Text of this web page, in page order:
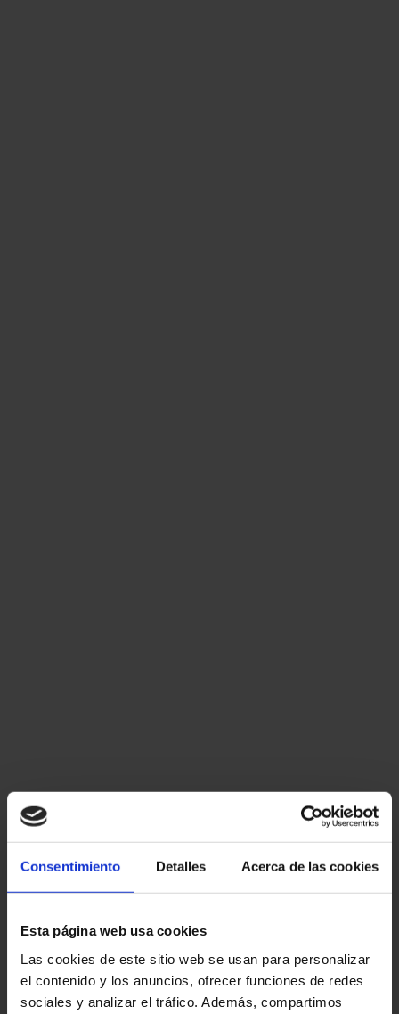
Consentimiento Detalles Acerca de las cookies
Esta página web usa cookies
Las cookies de este sitio web se usan para personalizar
el contenido y los anuncios, ofrecer funciones de redes
sociales y analizar el tráfico. Además, compartimos